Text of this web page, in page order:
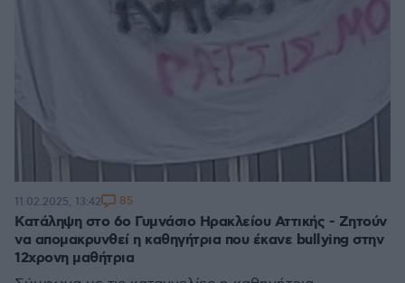
Κατάληψη στο 6ο Γυμνάσιο Ηρακλείου Αττικής - Ζητούν
να απομακρυνθεί η καθηγήτρια που έκανε bullying στην
12χρονη μαθήτρια
11.02.2025, 13:42 85